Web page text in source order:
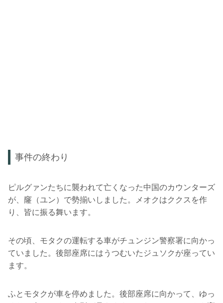
事件の終わり
ピルグァンたちに襲われて亡くなった中国のカウンターズ
が、窿（ユン）で勢揃いしました。メオクはククスを作
り、皆に振る舞います。
その頃、モタクの運転する車がチュンジン警察署に向かっ
ていました。後部座席にはうつむいたジュソクが座ってい
ます。
ふとモタクが車を停めました。後部座席に向かって、ゆっ